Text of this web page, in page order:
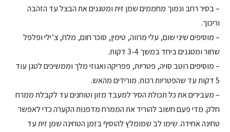
– בסיר רחב ונמוך מחממים שמן זית ומטגנים את הבצל עד הזהבה
וריכוך.
– מוסיפים שיני שום, עלי מרווה, טימין, סוכר חום, מלח, צ’ילי ופלפל
שחור ומטגנים ביחד במשך 3-4 דקות.
– מוסיפים רוטב סויה, פטריות, פפריקה ואגוזי מלך וממשיכים לטגן עוד
5 דקות עד שהפטריות רכות. מורידים מהאש.
– מעבירים את כל תכולת הסיר למעבד מזון וטוחנים עד לקבלת ממרח
חלק. מדי פעם חשוב להוריד את הממרח מדפנות הקערה כדי לאפשר
טחינה אחידה. שימו לב שמומלץ להוסיף בזמן הטחינה שמן זית עד